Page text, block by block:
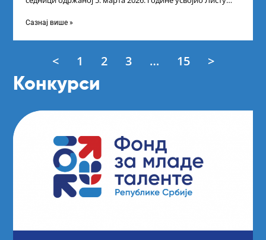
Сазнај више »
< 1 2 3 … 15 >
Конкурси